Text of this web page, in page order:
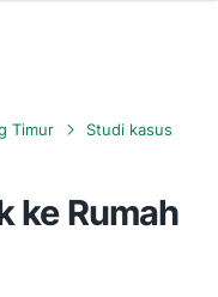
Timur
Studi kasus
ke Rumah